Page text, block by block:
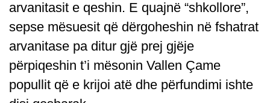
arvanitasit e qeshin. E quajnë “shkollore”,
sepse mësuesit që dërgoheshin në fshatrat
arvanitase pa ditur gjë prej gjëje
përpiqeshin t’i mësonin Vallen Çame
popullit që e krijoi atë dhe përfundimi ishte